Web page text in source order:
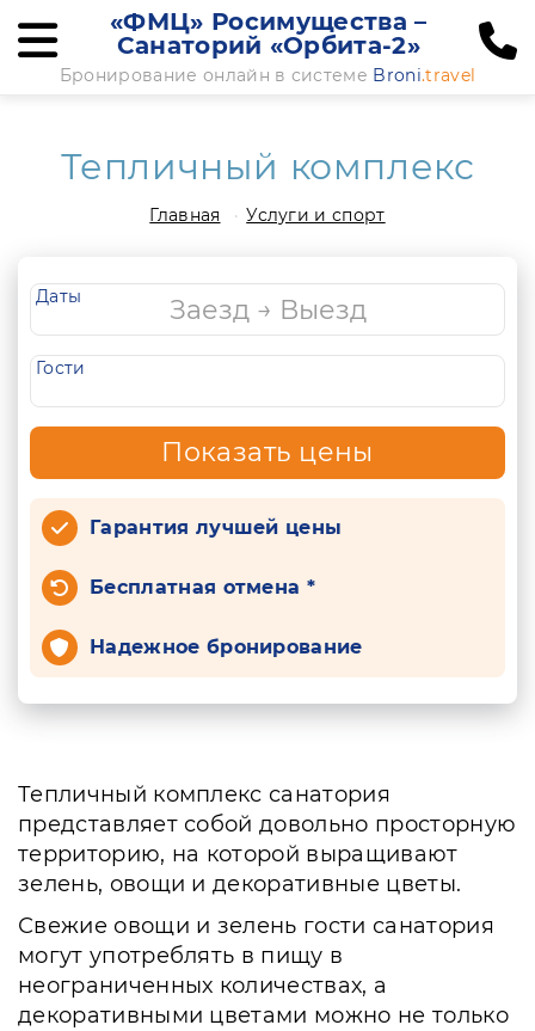
«ФМЦ» Росимущества –
Санаторий «Орбита-2»
Бронирование онлайн в системе Broni.travel
Тепличный комплекс
Главная Услуги и спорт
Даты
Гости
Показать цены
Гарантия лучшей цены
Бесплатная отмена *
Надежное бронирование
Тепличный комплекс санатория
представляет собой довольно просторную
территорию, на которой выращивают
зелень, овощи и декоративные цветы.
Свежие овощи и зелень гости санатория
могут употреблять в пищу в
неограниченных количествах, а
декоративными цветами можно не только